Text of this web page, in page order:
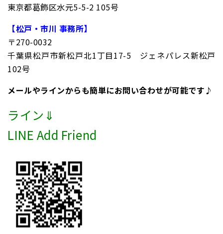
東京都葛飾区水元5-5-2 105号
【松戸・市川 事務所】
〒270-0032
千葉県松戸市新松戸北1丁目17-5 ジェネパレス新松戸
102号
メールやラインからも簡単にお問い合わせが可能です♪
ライン⇓
LINE Add Friend